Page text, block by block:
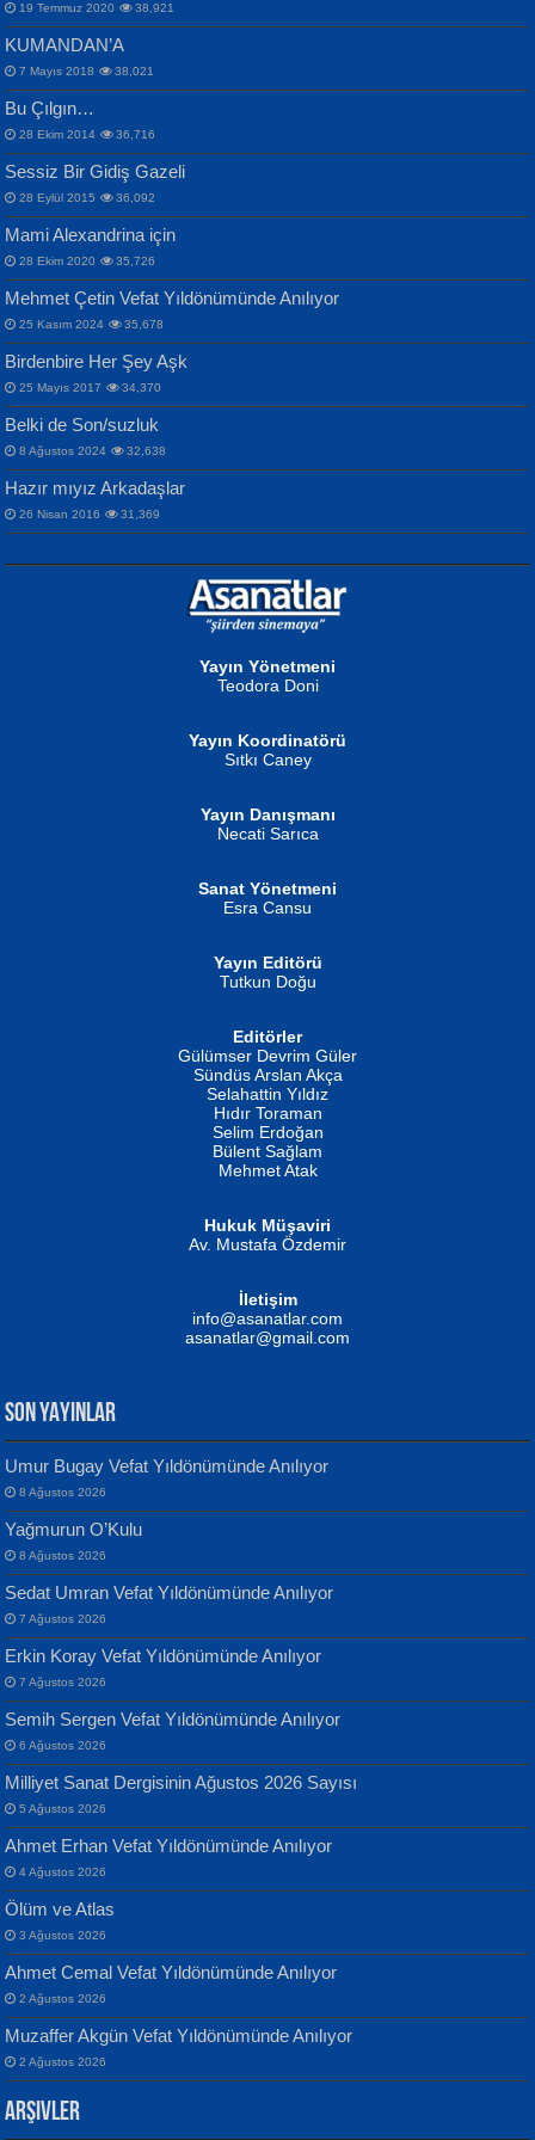
İPEK ACAR SERT
Gazze’nin Şecaati, Ümmetin İmtihanı...
MAHMUT GÜRBÜZ
İbrahim Olmak ve Bitirebilmek...
NURAN KÖSE BAYDAR
İSMAİL OKUTAN
Erkeklerin Kahrolması Ne Demektir
MUSTAFA KELOĞLU
Yarına İz Bırakmak...
ATİLLA ÖZEN
Sultan Olmadan Önce Eyüp...
EKREM KARABABA
Selahattin Yıldız
İdrakimle Üşürken...
Songül Özel
Mahzen...
Ben Deniz Değilim ki...
Evvel Zaman Tanrıçası...
Yılmaz Ekinci
Geceye Söylenen...
Banu Sancak
Defterimden İçeri...
İsmail Aydos
İnkisar...
ERDEM BAYAZIT
Sana, Bana, Vatanıma, Ülkemin
İnsanlarına Dair...
NAZIM HİKMET RAN
Bir Cezaevinde, Tecritteki Adamın
Mektupları...
19 Temmuz 2020 38,921
KUMANDAN’A
7 Mayıs 2018 38,021
Bu Çılgın…
28 Ekim 2014 36,716
Sessiz Bir Gidiş Gazeli
28 Eylül 2015 36,092
Mami Alexandrina için
28 Ekim 2020 35,726
Mehmet Çetin Vefat Yıldönümünde Anılıyor
25 Kasım 2024 35,678
Birdenbire Her Şey Aşk
25 Mayıs 2017 34,370
Belki de Son/suzluk
8 Ağustos 2024 32,638
Hazır mıyız Arkadaşlar
26 Nisan 2016 31,369
Yayın Yönetmeni
Teodora Doni
Yayın Koordinatörü
Sıtkı Caney
Yayın Danışmanı
Necati Sarıca
Sanat Yönetmeni
Esra Cansu
Yayın Editörü
Tutkun Doğu
Editörler
Gülümser Devrim Güler
Sündüs Arslan Akça
Selahattin Yıldız
Hıdır Toraman
Selim Erdoğan
Bülent Sağlam
Mehmet Atak
Hukuk Müşaviri
Av. Mustafa Özdemir
İletişim
info@asanatlar.com
asanatlar@gmail.com
SON YAYINLAR
Umur Bugay Vefat Yıldönümünde Anılıyor
8 Ağustos 2026
Yağmurun O’Kulu
8 Ağustos 2026
Sedat Umran Vefat Yıldönümünde Anılıyor
7 Ağustos 2026
Erkin Koray Vefat Yıldönümünde Anılıyor
7 Ağustos 2026
Semih Sergen Vefat Yıldönümünde Anılıyor
6 Ağustos 2026
Milliyet Sanat Dergisinin Ağustos 2026 Sayısı
5 Ağustos 2026
Ahmet Erhan Vefat Yıldönümünde Anılıyor
4 Ağustos 2026
Ölüm ve Atlas
3 Ağustos 2026
Ahmet Cemal Vefat Yıldönümünde Anılıyor
2 Ağustos 2026
Muzaffer Akgün Vefat Yıldönümünde Anılıyor
2 Ağustos 2026
Arşivler